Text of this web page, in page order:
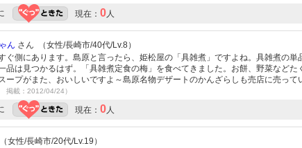
現在： 0人
ん さん （女性/長崎市/40代/Lv.8）
ぐ側にあります。島原と言ったら、姫松屋の「具雑煮」ですよね。具雑煮の
品は見つかるはず。「具雑煮定食の梅」を食べてきました。お餅、野菜など
ープがまた、おいしいですよ～島原名物デザートのかんざらしも売店に売って
掲載：2012/04/24）
現在： 0人
女性/長崎市/20代/Lv.19）